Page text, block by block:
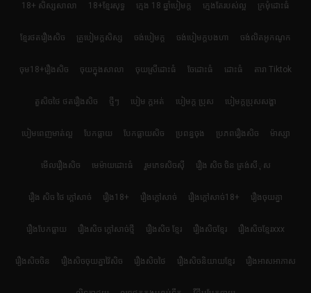
18+ សិស្សសាលា 18+ខ្មែរសុទ្ធ ក្មេង 18 ឆ្នាំបៀមក្ដ ក្មេងតែរបស់ល្អ ក្រមុំដោះធំ
ខ្មែរថតរឿងសិច គ្រូបៀមក្ដសិស្ស ចង់បៀមក្ដ ចង់បៀមក្តបងហា ចង់លិតអូកណូក
ចុម18+រឿងសិច ចុយក្នុងសាលា ចុយស្រីដោះធំ ចែដោះធំ ដោះធំ តារា Tiktok
តួសិចថៃ ថតរឿងសិច ថ្មីៗ បៀម ក្ដអត់ បៀមក្ដ ប្រុស បៀមក្តប្រុសសង្ហា
បៀមពេញមាត់ល្អ បែកធ្លាយ បែកធ្លាយសិច ប្រពន្ធចុង ប្រភពរឿងសិច ម៉ាស្សា
មើលរឿងសិច មេម៉ាយដោះធំ រួមភេទសិចស៊ី រឿង សិច ចិន ត្រង់សីុស
រឿង សិច ថៃ ក្តៅសាច់ រឿង18+ រឿងក្ដៅសាច់ រឿងក្ដៅសាច់18+ រឿងចុយគ្នា
រឿងបែកធ្លាយ រឿងសិច ក្តៅសាច់ថ្មី រឿងសិច ខ្មែរ រឿងសិចខ្មែរ រឿងសិចខ្មែរxxx
រឿងសិចចិន រឿងសិចចុយគ្នាវ៉ៃសិច រឿងសិចថៃ រឿងសិចនិយាយខ្មែរ រឿងអាសអាភាស